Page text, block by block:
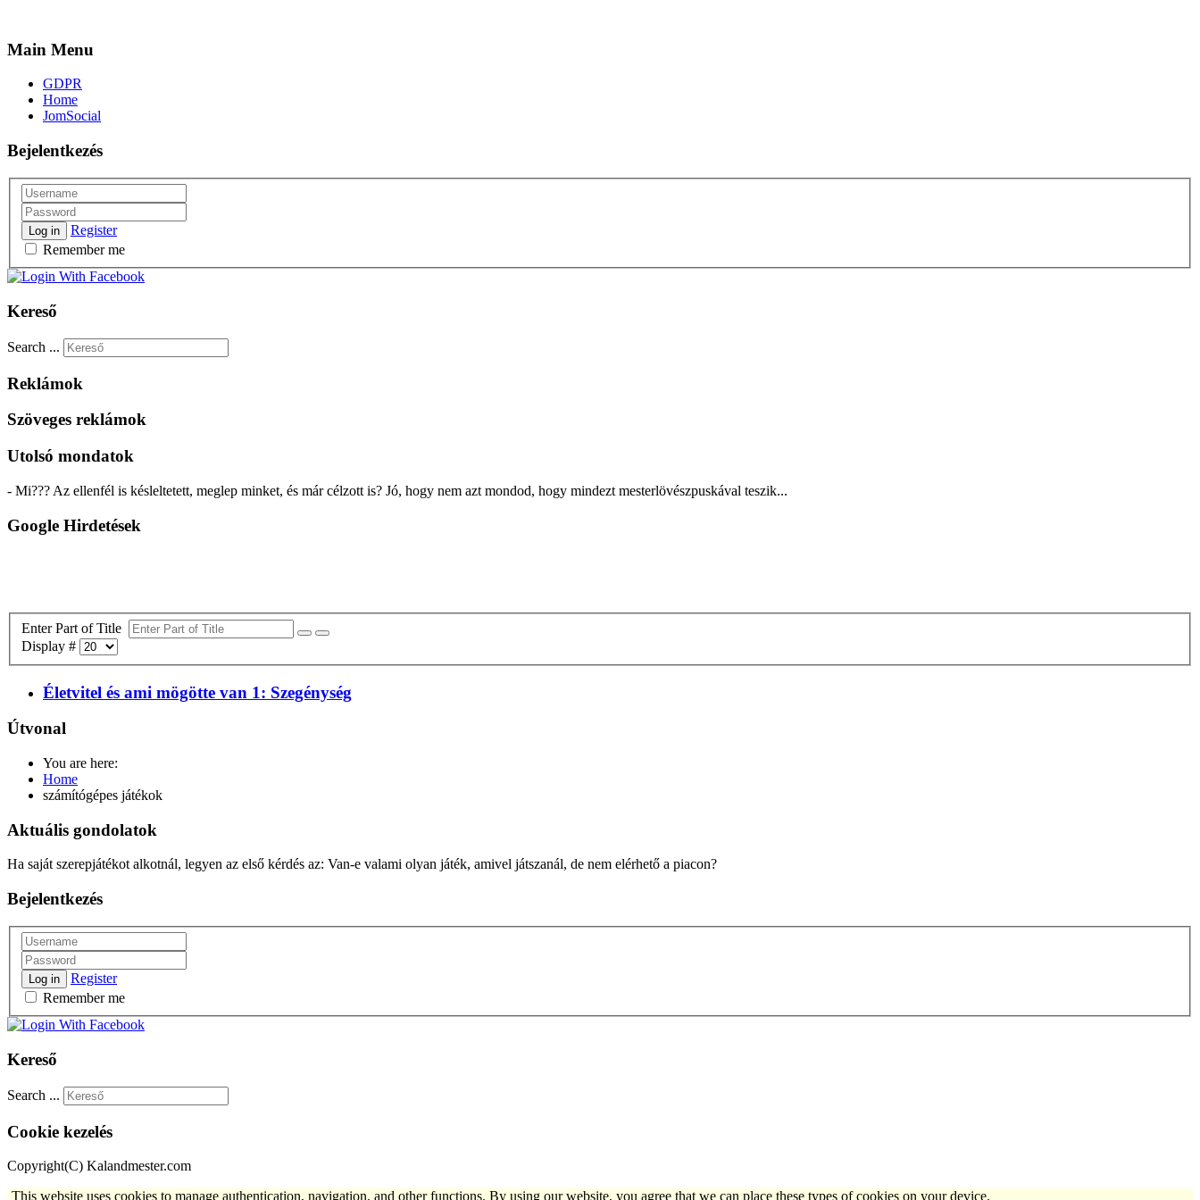
Main Menu
GDPR
Home
JomSocial
Bejelentkezés
Log in
Register
Remember me
Kereső
Search ...
Reklámok
Szöveges reklámok
Utolsó mondatok
- Mi??? Az ellenfél is késleltetett, meglep minket, és már célzott is? Jó, hogy nem azt mondod, hogy mindezt mesterlövészpuskával teszik...
Google Hirdetések
Enter Part of Title
Display #
Életvitel és ami mögötte van 1: Szegénység
Útvonal
You are here:
Home
számítógépes játékok
Aktuális gondolatok
Ha saját szerepjátékot alkotnál, legyen az első kérdés az: Van-e valami olyan játék, amivel játszanál, de nem elérhető a piacon?
Bejelentkezés
Log in
Register
Remember me
Kereső
Search ...
Cookie kezelés
Copyright(C) Kalandmester.com
This website uses cookies to manage authentication, navigation, and other functions. By using our website, you agree that we can place these types of cookies on your device.